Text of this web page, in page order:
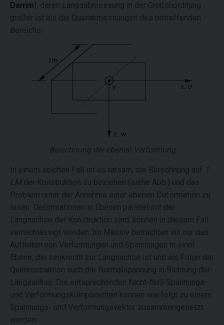
Damm), deren Längsabmessung in der Größenordnung
größer ist als die Querabmessungen des betreffenden
Bereichs.
Berechnung der ebenen Verformung
In einem solchen Fall ist es ratsam, die Berechnung auf 1
LMder Konstruktion zu beziehen (siehe Abb.) und das
Problem unter der Annahme einer ebenen Deformation zu
lösen. Deformationen in Ebenen parallel mit der
Längsachse der Konstruktion sind, können in diesem Fall
vernachlässigt werden. Im Massiv betrachten wir nur das
Auftreten von Verformungen und Spannungen in einer
Ebene, die senkrecht zur Längsachse ist und als Folge der
Querkontraktion auch die Normalspannung in Richtung der
Längsachse. Die entsprechenden Nicht-Null-Spannungs-
und Verformungskomponenten können wie folgt zu einem
Spannungs- und Verformungsvektor zusammengesetzt
werden: